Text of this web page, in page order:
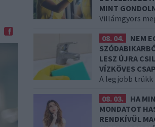
MINT
Villámgyors
08. 04.
NEM
LESZ ÚJRA
VÍZKÖVES CSAP
A legjobb trükk
08. 03.
HA
MONDATOT
RENDKÍVÜL